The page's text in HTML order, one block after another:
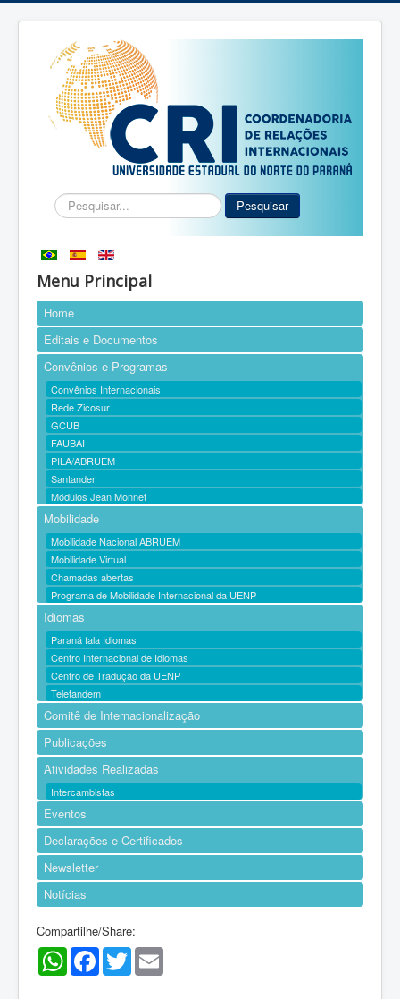
Pesquisar... Pesquisar
Menu Principal
Home
Editais e Documentos
Convênios e Programas
Convênios Internacionais
Rede Zicosur
GCUB
FAUBAI
PILA/ABRUEM
Santander
Módulos Jean Monnet
Mobilidade
Mobilidade Nacional ABRUEM
Mobilidade Virtual
Chamadas abertas
Programa de Mobilidade Internacional da UENP
Idiomas
Paraná fala Idiomas
Centro Internacional de Idiomas
Centro de Tradução da UENP
Teletandem
Comitê de Internacionalização
Publicações
Atividades Realizadas
Intercambistas
Eventos
Declarações e Certificados
Newsletter
Notícias
Compartilhe/Share:
WhatsAppFacebookTwitter